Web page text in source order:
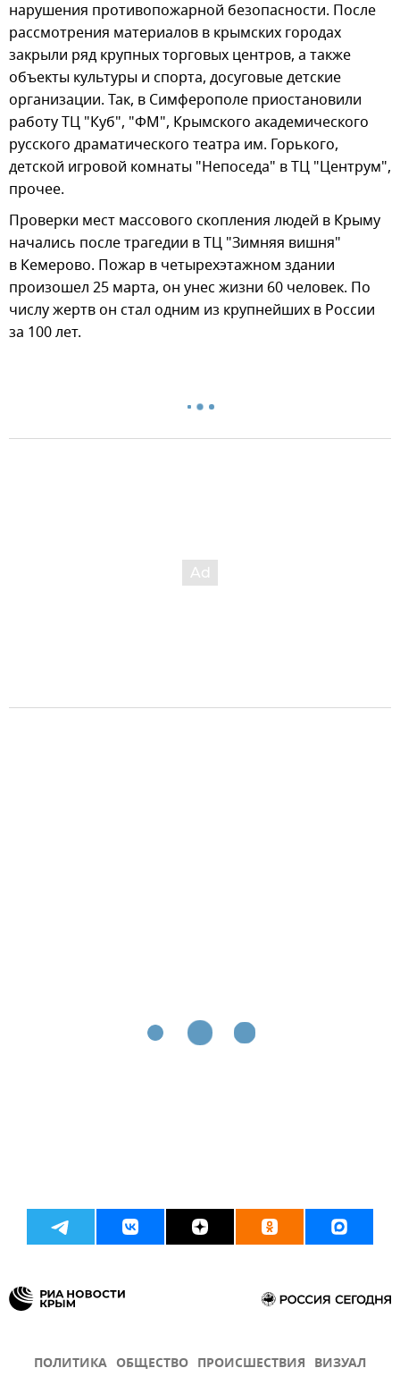
нарушения противопожарной безопасности. После
рассмотрения материалов в крымских городах
закрыли ряд крупных торговых центров, а также
объекты культуры и спорта, досуговые детские
организации. Так, в Симферополе приостановили
работу ТЦ "Куб", "ФМ", Крымского академического
русского драматического театра им. Горького,
детской игровой комнаты "Непоседа" в ТЦ "Центрум",
прочее.
Проверки мест массового скопления людей в Крыму
начались после трагедии в ТЦ "Зимняя вишня"
в Кемерово. Пожар в четырехэтажном здании
произошел 25 марта, он унес жизни 60 человек. По
числу жертв он стал одним из крупнейших в России
за 100 лет.
ПОЛИТИКА ОБЩЕСТВО ПРОИСШЕСТВИЯ ВИЗУАЛ